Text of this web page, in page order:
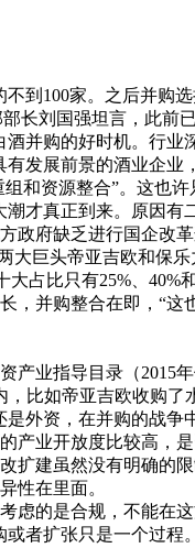
100家。之后并购
长刘国强坦言，此
并购的好时机。行
发展前景的酒业企
和资源整合”。这也
才真正到来。原因
府缺乏进行国企改
巨头帝亚吉欧和保
占比只有25%、40%和
并购整合在即，“
指导目录（2015
比如帝亚吉欧收购
外资，在并购的战
业开放度比较高，
建虽然没有明确的
性在里面。
的是合规，不能在
者扩张只是一个过